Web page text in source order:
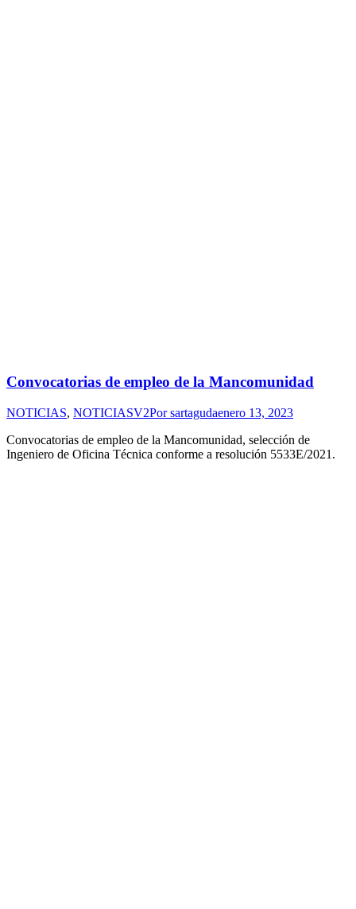
Convocatorias de empleo de la Mancomunidad
NOTICIAS, NOTICIASV2Porsartagudaenero 13, 2023
Convocatorias de empleo de la Mancomunidad, selección de
Ingeniero de Oficina Técnica conforme a resolución 5533E/2021.